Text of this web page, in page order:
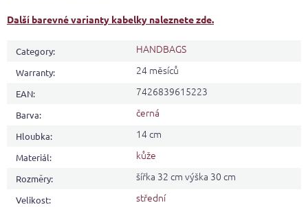
Další barevné varianty kabelky naleznete zde.
Category: HANDBAGS
Warranty: 24 měsíců
EAN: 7426839615223
Barva: černá
Hloubka: 14 cm
Materiál: kůže
Rozměry: šířka 32 cm výška 30 cm
Velikost: střední